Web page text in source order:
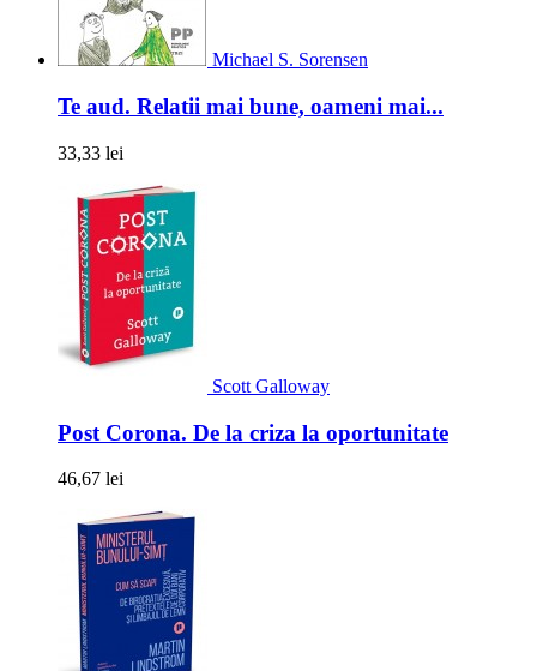
Michael S. Sorensen
Te aud. Relatii mai bune, oameni mai...
33,33 lei
Scott Galloway
Post Corona. De la criza la oportunitate
46,67 lei